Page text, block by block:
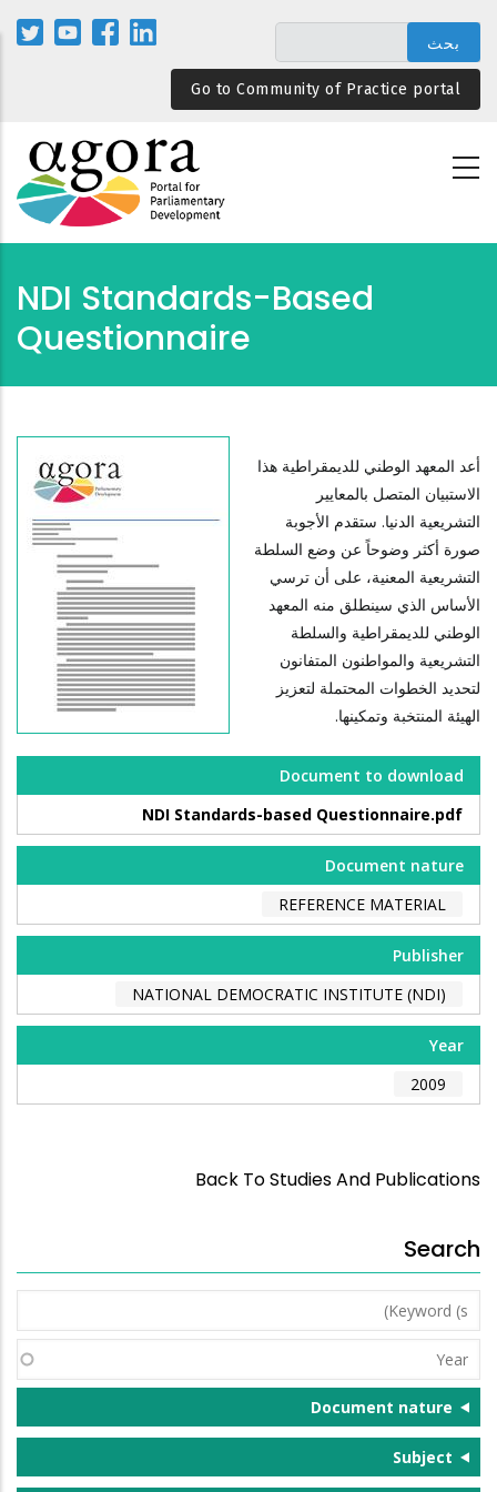
المحتوى
الرئيسيGo to Community of Practice portal
NDI Standards-Based
Questionnaire
أعد المعهد الوطني للديمقراطية هذا
الاستبيان المتصل بالمعايير
التشريعية الدنيا. ستقدم الأجوبة
صورة أكثر وضوحاً عن وضع السلطة
التشريعية المعنية، على أن ترسي
الأساس الذي سينطلق منه المعهد
الوطني للديمقراطية والسلطة
التشريعية والمواطنون المتفانون
لتحديد الخطوات المحتملة لتعزيز
الهيئة المنتخبة وتمكينها.
Document to download
NDI Standards-based Questionnaire.pdf
Document nature
REFERENCE MATERIAL
Publisher
NATIONAL DEMOCRATIC INSTITUTE (NDI)
Year
2009
Back To Studies And Publications
Search
Keyword
(s)
Year
Document nature
Subject